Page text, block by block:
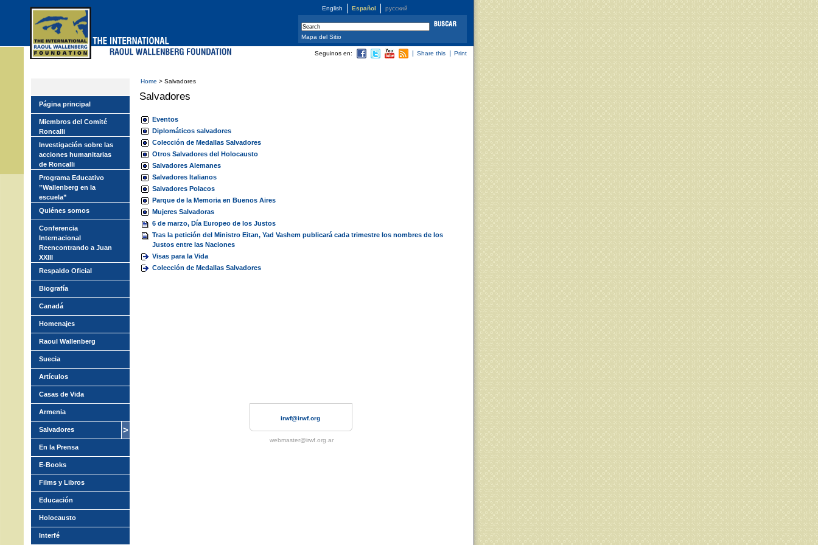
English Español русский
Home > Salvadores
Salvadores
Eventos
Diplomáticos salvadores
Colección de Medallas Salvadores
Otros Salvadores del Holocausto
Salvadores Alemanes
Salvadores Italianos
Salvadores Polacos
Parque de la Memoria en Buenos Aires
Mujeres Salvadoras
6 de marzo, Día Europeo de los Justos
Tras la petición del Ministro Eitan, Yad Vashem publicará cada trimestre los nombres de los
Justos entre las Naciones
Visas para la Vida
Colección de Medallas Salvadores
Seguinos en: Share this Print
Página principal
Miembros del Comité
Roncalli
Investigación sobre las
acciones humanitarias
de Roncalli
Programa Educativo
”Wallenberg en la
escuela”
Quiénes somos
Conferencia
Internacional
Reencontrando a Juan
XXIII
Respaldo Oficial
Biografía
Canadá
Homenajes
Raoul Wallenberg
Suecia
Artículos
Casas de Vida
Armenia
Salvadores
En la Prensa
E-Books
Films y Libros
Educación
Holocausto
Interfé
Mapa del Sitio
irwf@irwf.org
webmaster@irwf.org.ar